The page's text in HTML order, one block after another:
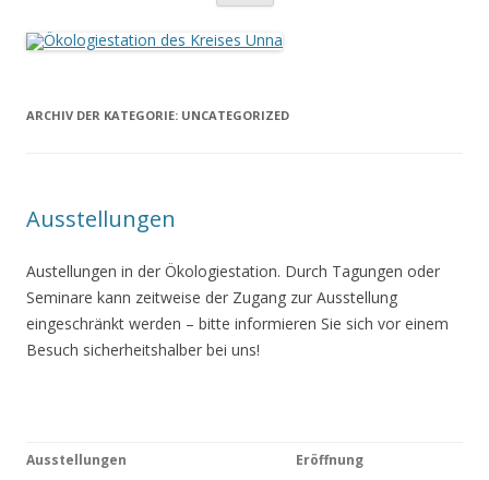
springen
ARCHIV DER KATEGORIE: UNCATEGORIZED
Ausstellungen
Austellungen in der Ökologiestation. Durch Tagungen oder
Seminare kann zeitweise der Zugang zur Ausstellung
eingeschränkt werden – bitte informieren Sie sich vor einem
Besuch sicherheitshalber bei uns!
Ausstellungen Eröffnung